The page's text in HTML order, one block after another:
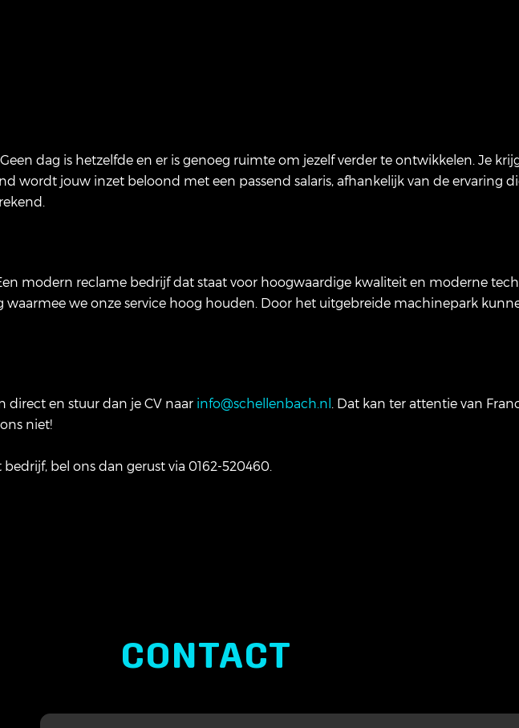
dag is hetzelfde en er is genoeg ruimte om jezelf verder te ontwikkelen. Je
wordt jouw inzet beloond met een passend salaris, afhankelijk van de ervaring
modern reclame bedrijf dat staat voor hoogwaardige kwaliteit en moderne
waarmee we onze service hoog houden. Door het uitgebreide machinepark
direct en stuur dan je CV naar info@schellenbach.nl . Dat kan ter attentie van
niet!
bel ons dan gerust via 0162-520460.
CONTACT